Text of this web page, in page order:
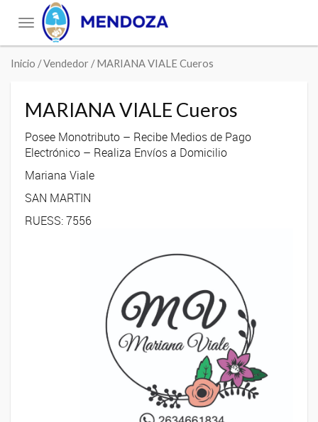
Toggle
navigation
Inicio / Vendedor / MARIANA VIALE Cueros
MARIANA VIALE Cueros
Posee Monotributo – Recibe Medios de Pago
Electrónico – Realiza Envíos a Domicilio
Mariana Viale
SAN MARTIN
RUESS: 7556